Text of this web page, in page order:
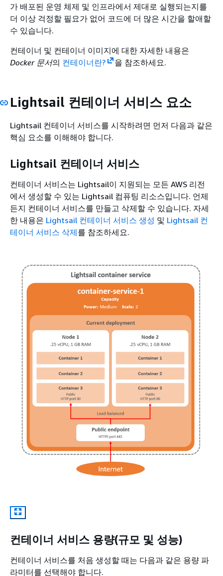
가 배포된 운영 체제 및 인프라에서 제대로 실행되는지를
더 이상 걱정할 필요가 없어 코드에 더 많은 시간을 할애할
수 있습니다.
컨테이너 및 컨테이너 이미지에 대한 자세한 내용은
Docker 문서의 컨테이너란? 을 참조하세요.
Lightsail 컨테이너 서비스 요소
Lightsail 컨테이너 서비스를 시작하려면 먼저 다음과 같은
핵심 요소를 이해해야 합니다.
Lightsail 컨테이너 서비스
컨테이너 서비스는 Lightsail이 지원되는 모든 AWS 리전
에서 생성할 수 있는 Lightsail 컴퓨팅 리소스입니다. 언제
든지 컨테이너 서비스를 만들고 삭제할 수 있습니다. 자세
한 내용은 Lightsail 컨테이너 서비스 생성 및 Lightsail 컨
테이너 서비스 삭제를 참조하세요.
컨테이너 서비스 용량(규모 및 성능)
컨테이너 서비스를 처음 생성할 때는 다음과 같은 용량 파
라미터를 선택해야 합니다.